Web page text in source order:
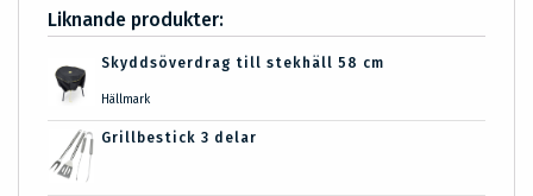
Liknande produkter:
Skyddsöverdrag till stekhäll 58 cm
Hällmark
Grillbestick 3 delar